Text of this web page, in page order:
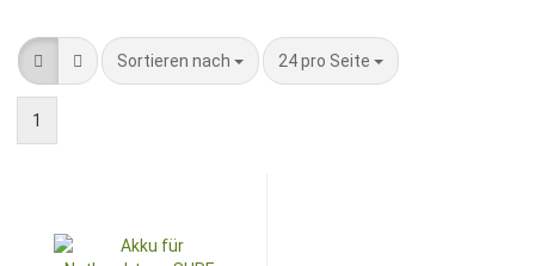
Sortieren nach
Sortieren nach 24 pro Seite
pro Seite
1